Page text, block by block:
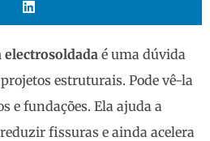
electrosoldada é uma dúvida
estruturais. Pode vê-la
e fundações. Ela ajuda a
fissuras e ainda acelera